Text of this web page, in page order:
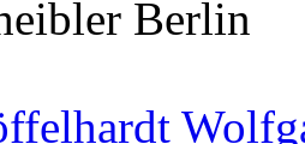
Berlin